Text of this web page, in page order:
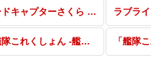
カードキャプターさくら クリアカード編 トライアルデッキ＋
「艦隊これくしょん -艦これ-」5th Phase SP・RRR・SR・KP・PR